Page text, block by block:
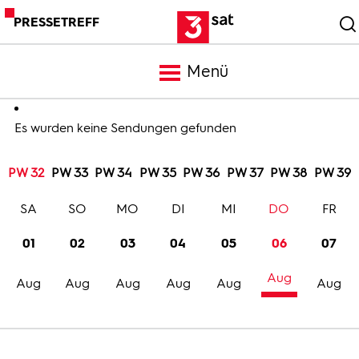
PRESSETREFF
Menü
Meldungen
Programm
Trailer
Bilder
Es wurden keine Sendungen gefunden
PW 32 PW 33 PW 34 PW 35 PW 36 PW 37 PW 38 PW 39
01
Aug
SA
02
Aug
SO
03
Aug
MO
04
Aug
DI
05
Aug
MI
06
Aug
DO
07
Aug
FR